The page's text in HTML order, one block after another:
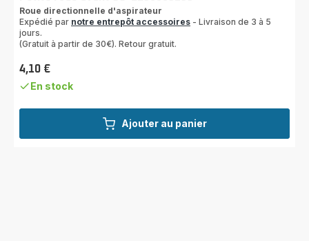
Ajouter au panier
Roue directionnelle d'aspirateur
Expédié par notre entrepôt accessoires - Livraison de 3 à 5
jours.
(Gratuit à partir de 30€). Retour gratuit.
Prix
4,10 €
En stock